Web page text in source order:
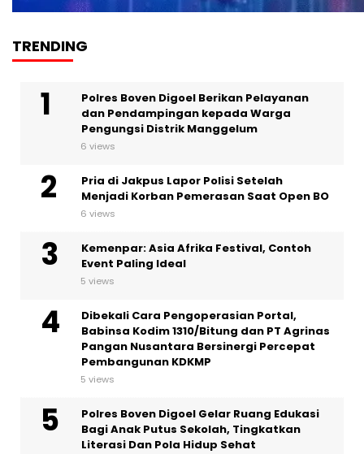
TRENDING
Polres Boven Digoel Berikan Pelayanan
dan Pendampingan kepada Warga
Pengungsi Distrik Manggelum
6 views
Pria di Jakpus Lapor Polisi Setelah
Menjadi Korban Pemerasan Saat Open BO
6 views
Kemenpar: Asia Afrika Festival, Contoh
Event Paling Ideal
5 views
Dibekali Cara Pengoperasian Portal,
Babinsa Kodim 1310/Bitung dan PT Agrinas
Pangan Nusantara Bersinergi Percepat
Pembangunan KDKMP
5 views
Polres Boven Digoel Gelar Ruang Edukasi
Bagi Anak Putus Sekolah, Tingkatkan
Literasi Dan Pola Hidup Sehat